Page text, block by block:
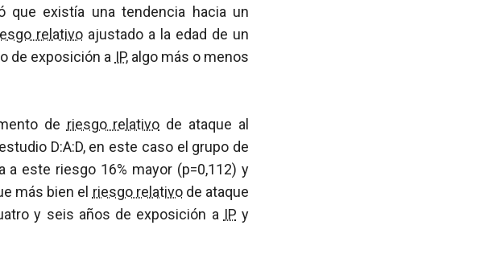
que existía una tendencia hacia un
relativo ajustado a la edad de un
de exposición a IP, algo más o menos
de riesgo relativo de ataque al
D:A:D, en este caso el grupo de
este riesgo 16% mayor (p=0,112) y
más bien el riesgo relativode ataque
y seis años de exposición a IP y